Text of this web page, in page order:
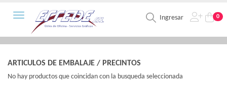
Ingresar 0
Toggle navigation
ARTICULOS DE EMBALAJE / PRECINTOS
No hay productos que coincidan con la busqueda seleccionada